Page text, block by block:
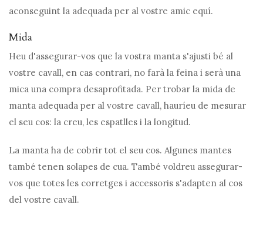
aconseguint la adequada per al vostre amic equí.
Mida
Heu d'assegurar-vos que la vostra manta s'ajusti bé al
vostre cavall, en cas contrari, no farà la feina i serà una
mica una compra desaprofitada. Per trobar la mida de
manta adequada per al vostre cavall, hauríeu de mesurar
el seu cos: la creu, les espatlles i la longitud.
La manta ha de cobrir tot el seu cos. Algunes mantes
també tenen solapes de cua. També voldreu assegurar-
vos que totes les corretges i accessoris s'adapten al cos
del vostre cavall.